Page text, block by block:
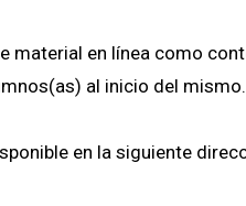
material en línea como
al inicio del mismo.
en la siguiente